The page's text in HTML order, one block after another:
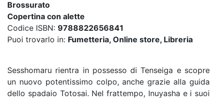
Brossurato
Copertina con alette
Codice ISBN: 9788822656841
Puoi trovarlo in: Fumetteria, Online store, Libreria
Sesshomaru rientra in possesso di Tenseiga e scopre
un nuovo potentissimo colpo, anche grazie alla guida
dello spadaio Totosai. Nel frattempo, Inuyasha e i suoi